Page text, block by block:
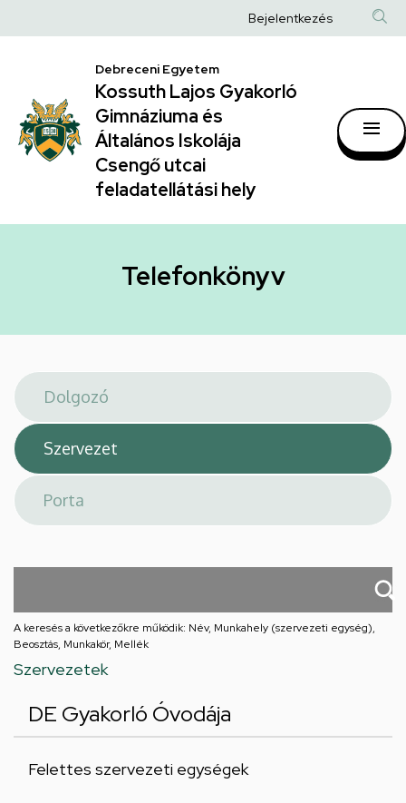
|
Kossuth
Lajos
Gyakorló
Gimnáziuma
Általános
hely
a
Anonim
fiók
Bejelentkezés
Debreceni Egyetem
Kossuth Lajos Gyakorló
Gimnáziuma és
Általános Iskolája
Csengő utcai
feladatellátási hely
Telefonkönyv
A keresés a következőkre működik: Név, Munkahely (szervezeti egység),
Beosztás, Munkakör, Mellék
Szervezetek
DE Gyakorló Óvodája
Felettes szervezeti egységek